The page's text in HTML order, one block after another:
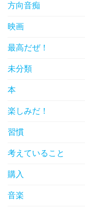
方向音痴
映画
最高だぜ！
未分類
本
楽しみだ！
習慣
考えていること
購入
音楽